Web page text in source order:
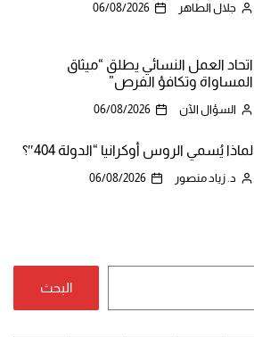
جلال الطاهر 06/08/2026
اتحاد العمل النسائي يطلق “ميثاق
المساواة وتكافؤ الفرص”
السؤال الآن 06/08/2026
لماذا يُسمي الروس أوكرانيا “الدولة 404″؟
د. زياد منصور 06/08/2026
البحث